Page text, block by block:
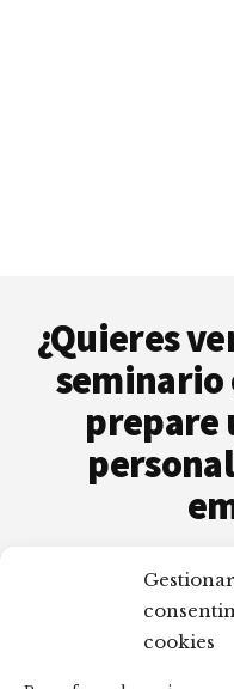
cookies
¿Quieres
seminario
prepare
Estaré
cualquier
Contáctame